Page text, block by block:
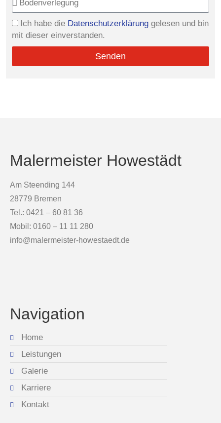
Ich habe die Datenschutzerklärung gelesen und bin
mit dieser einverstanden.
Senden
Malermeister Howestädt
Am Steending 144
28779 Bremen
Tel.: 0421 – 60 81 36
Mobil: 0160 – 11 11 280
info@malermeister-howestaedt.de
Navigation
Home
Leistungen
Galerie
Karriere
Kontakt